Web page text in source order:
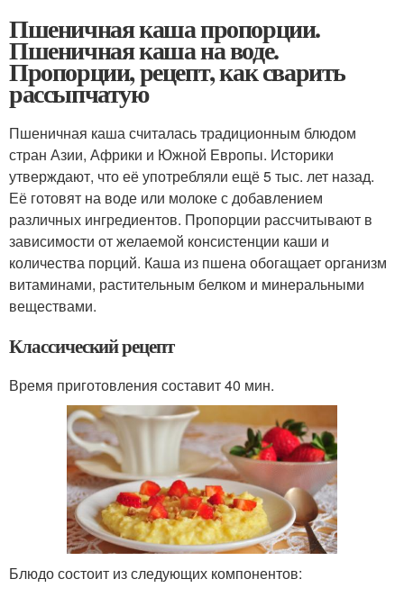
Пшеничная каша пропорции.
Пшеничная каша на воде.
Пропорции, рецепт, как сварить
рассыпчатую
Пшеничная каша считалась традиционным блюдом
стран Азии, Африки и Южной Европы. Историки
утверждают, что её употребляли ещё 5 тыс. лет назад.
Её готовят на воде или молоке с добавлением
различных ингредиентов. Пропорции рассчитывают в
зависимости от желаемой консистенции каши и
количества порций. Каша из пшена обогащает организм
витаминами, растительным белком и минеральными
веществами.
Классический рецепт
Время приготовления составит 40 мин.
Блюдо состоит из следующих компонентов: